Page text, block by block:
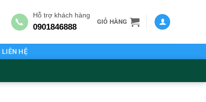
📞
Hỗ trợ khách hàng
0901846888
GIỎ HÀNG
LIÊN HỆ